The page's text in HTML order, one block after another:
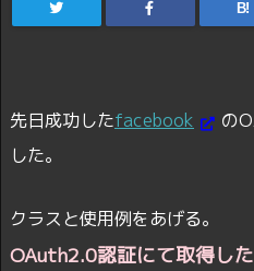
B!
先日成功したfacebook
の
した。
クラスと使用例をあげる。
OAuth2.0認証にて取得し